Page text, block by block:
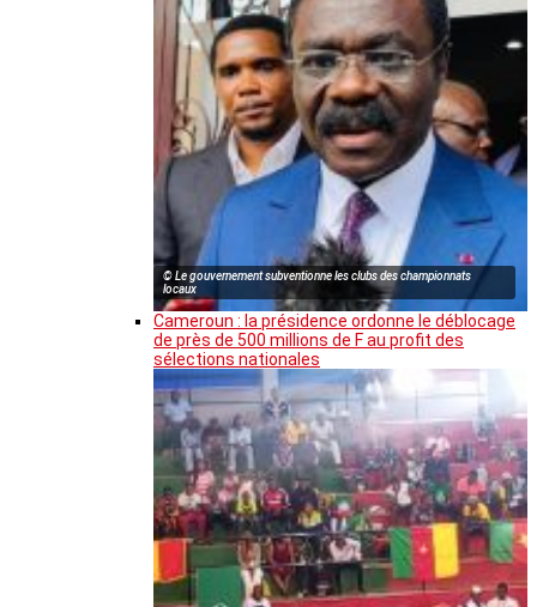
© Le gouvernement subventionne les clubs des championnats
locaux
Cameroun : la présidence ordonne le déblocage
de près de 500 millions de F au profit des
sélections nationales